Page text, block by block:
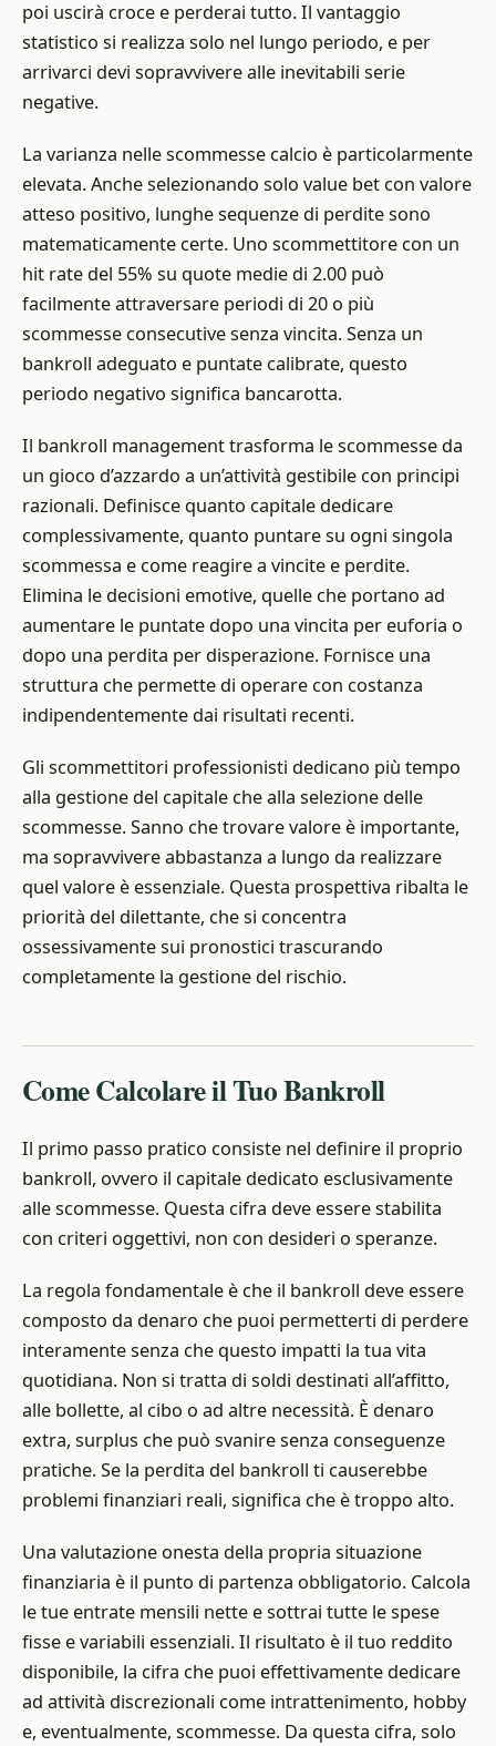
poi uscirà croce e perderai tutto. Il vantaggio
statistico si realizza solo nel lungo periodo, e per
arrivarci devi sopravvivere alle inevitabili serie
negative.
La varianza nelle scommesse calcio è particolarmente
elevata. Anche selezionando solo value bet con valore
atteso positivo, lunghe sequenze di perdite sono
matematicamente certe. Uno scommettitore con un
hit rate del 55% su quote medie di 2.00 può
facilmente attraversare periodi di 20 o più
scommesse consecutive senza vincita. Senza un
bankroll adeguato e puntate calibrate, questo
periodo negativo significa bancarotta.
Il bankroll management trasforma le scommesse da
un gioco d’azzardo a un’attività gestibile con principi
razionali. Definisce quanto capitale dedicare
complessivamente, quanto puntare su ogni singola
scommessa e come reagire a vincite e perdite.
Elimina le decisioni emotive, quelle che portano ad
aumentare le puntate dopo una vincita per euforia o
dopo una perdita per disperazione. Fornisce una
struttura che permette di operare con costanza
indipendentemente dai risultati recenti.
Gli scommettitori professionisti dedicano più tempo
alla gestione del capitale che alla selezione delle
scommesse. Sanno che trovare valore è importante,
ma sopravvivere abbastanza a lungo da realizzare
quel valore è essenziale. Questa prospettiva ribalta le
priorità del dilettante, che si concentra
ossessivamente sui pronostici trascurando
completamente la gestione del rischio.
Come Calcolare il Tuo Bankroll
Il primo passo pratico consiste nel definire il proprio
bankroll, ovvero il capitale dedicato esclusivamente
alle scommesse. Questa cifra deve essere stabilita
con criteri oggettivi, non con desideri o speranze.
La regola fondamentale è che il bankroll deve essere
composto da denaro che puoi permetterti di perdere
interamente senza che questo impatti la tua vita
quotidiana. Non si tratta di soldi destinati all’affitto,
alle bollette, al cibo o ad altre necessità. È denaro
extra, surplus che può svanire senza conseguenze
pratiche. Se la perdita del bankroll ti causerebbe
problemi finanziari reali, significa che è troppo alto.
Una valutazione onesta della propria situazione
finanziaria è il punto di partenza obbligatorio. Calcola
le tue entrate mensili nette e sottrai tutte le spese
fisse e variabili essenziali. Il risultato è il tuo reddito
disponibile, la cifra che puoi effettivamente dedicare
ad attività discrezionali come intrattenimento, hobby
e, eventualmente, scommesse. Da questa cifra, solo